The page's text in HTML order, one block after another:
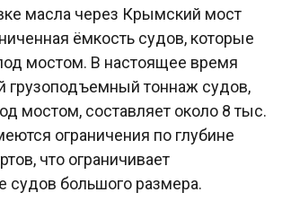
масла через Крымский мост
ёмкость судов, которые
мостом. В настоящее время
грузоподъемный тоннаж судов,
мостом, составляет около 8 тыс.
ограничения по глубине
что ограничивает
судов большого размера.